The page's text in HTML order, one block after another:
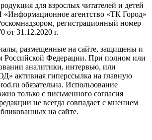
для взрослых читателей и детей
агентство «ТК Город»
регистрационный номер
31.12.2020 г.
размещенные на сайте, защищены и
Российской Федерации. При полном или
аналитики, интервью, или
активная гиперссылка на главную
обязательна. Использование
только с письменного согласия
не всегда совпадает с мнением
на сайте.